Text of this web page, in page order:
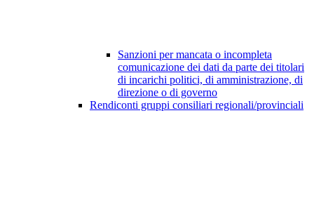
Sanzioni per mancata o incompleta
comunicazione dei dati da parte dei titolari
di incarichi politici, di amministrazione, di
direzione o di governo
Rendiconti gruppi consiliari regionali/provinciali